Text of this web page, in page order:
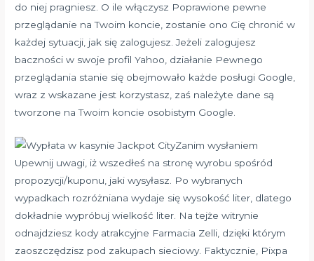
do niej pragniesz. O ile włączysz Poprawione pewne
przeglądanie na Twoim koncie, zostanie ono Cię chronić w
każdej sytuacji, jak się zalogujesz. Jeżeli zalogujesz
baczności w swoje profil Yahoo, działanie Pewnego
przeglądania stanie się obejmowało każde posługi Google,
wraz z wskazane jest korzystasz, zaś należyte dane są
tworzone na Twoim koncie osobistym Google.
Zanim wysłaniem
Upewnij uwagi, iż wszedłeś na stronę wyrobu spośród
propozycji/kuponu, jaki wysyłasz. Po wybranych
wypadkach rozróżniana wydaje się wysokość liter, dlatego
dokładnie wypróbuj wielkość liter. Na tejże witrynie
odnajdziesz kody atrakcyjne Farmacia Zelli, dzięki którym
zaoszczędzisz pod zakupach sieciowy. Faktycznie, Pixpa